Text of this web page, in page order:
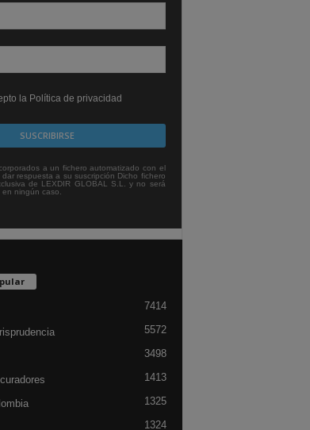
la Política de privacidad
a un fichero automatizado con el
dar respuesta a su suscripción Dicho fichero
de LEXDIR GLOBAL S.L. y no será
en ningún caso.
7414
5572
3498
1413
1325
1324